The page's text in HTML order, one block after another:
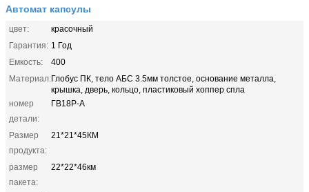
Автомат капсулы
цвет:
красочный
Гарантия: 1 Год
Емкость:
400
Материал:Глобус ПК, тело АБС 3.5мм толстое, основание металла,
крышка, дверь, кольцо, пластиковый хоппер спла
номер
детали:
ГВ18Р-А
Размер
продукта:
21*21*45КМ
размер
пакета:
22*22*46км